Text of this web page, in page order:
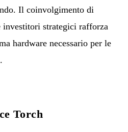
Il coinvolgimento di
strategici rafforza
hardware necessario per le
Torch